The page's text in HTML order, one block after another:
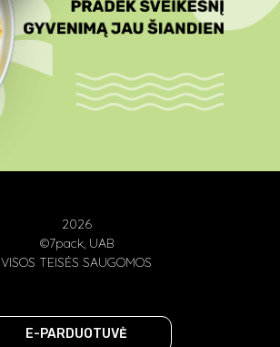
2026
©7pack, UAB
VISOS TEISĖS SAUGOMOS
E-PARDUOTUVĖ